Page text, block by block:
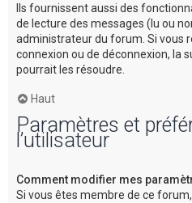
Ils fournissent aussi des
de lecture des messages (lu ou
administrateur du forum. Si vous
connexion ou de déconnexion, la
pourrait les résoudre.
Haut
Paramètres et
l’utilisateur
Comment modifier mes
Si vous êtes membre de ce